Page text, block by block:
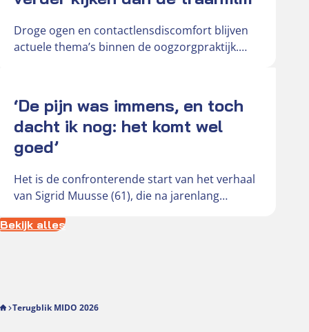
Droge ogen en contactlensdiscomfort blijven
actuele thema’s binnen de oogzorgpraktijk.
groeiende vraag…
‘De pijn was immens, en toch
dacht ik nog: het komt wel
goed’
Het is de confronterende start van het verhaal
van Sigrid Muusse (61), die na jarenlang
getroffen…
Bekijk alles
Terugblik MIDO 2026